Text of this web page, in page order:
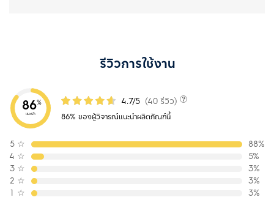
รีวิวการใช้งาน
86%
แนะนำ
4.7/5 (40 รีวิว)
86% ของผู้วิจารณ์แนะนำผลิตภัณฑ์นี้
5 ☆
88%
4 ☆
5%
3 ☆
3%
2 ☆
3%
1 ☆ 3%